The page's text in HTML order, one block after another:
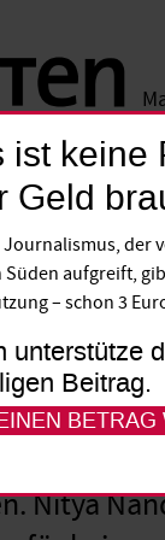
Union
Nitya
ist keine
Geld
Journalismus, der
Süden aufgreift,
– schon 3
unterstütze
Beitrag.
BETRAG